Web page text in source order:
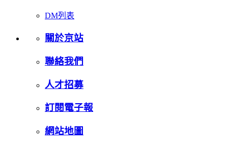
DM列表
關於京站
聯絡我們
人才招募
訂閱電子報
網站地圖